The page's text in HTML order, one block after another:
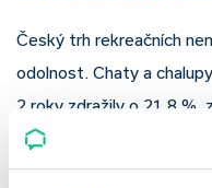
Český trh rekreačních
odolnost. Chaty a
2 roky zdražily o 21,8 %,
a prodejní tempo…
Pavel Pohanka|